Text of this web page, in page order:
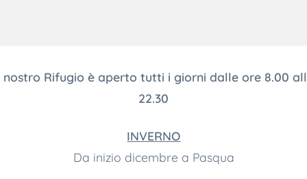
nostro Rifugio è aperto tutti i giorni dalle ore 8.00
22.30
INVERNO
Da inizio dicembre a Pasqua